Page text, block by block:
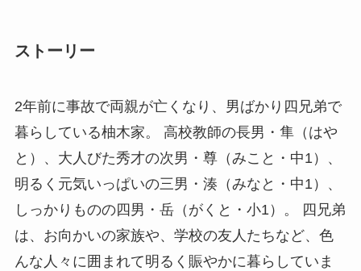
ストーリー
2年前に事故で両親が亡くなり、男ばかり四兄弟で
暮らしている柚木家。 高校教師の長男・隼（はや
と）、大人びた秀才の次男・尊（みこと・中1）、
明るく元気いっぱいの三男・湊（みなと・中1）、
しっかりものの四男・岳（がくと・小1）。 四兄弟
は、お向かいの家族や、学校の友人たちなど、色
んな人々に囲まれて明るく賑やかに暮らしていま